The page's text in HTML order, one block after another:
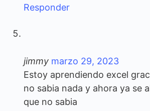
Responder
jimmy marzo 29, 2023
Estoy aprendiendo excel
no sabia nada y ahora ya se
que no sabia